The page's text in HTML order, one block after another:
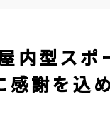
内型スポ
感謝を込